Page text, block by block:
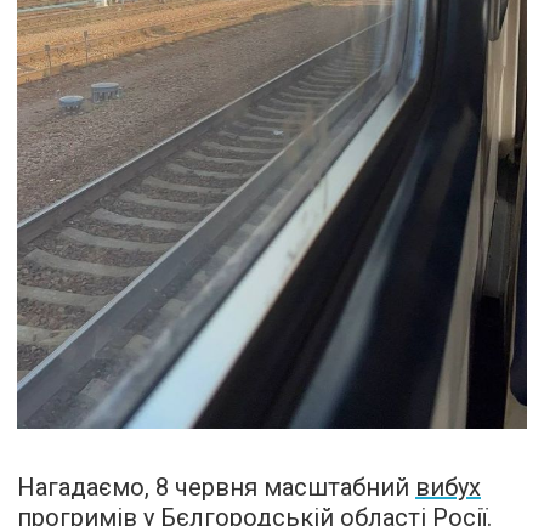
Нагадаємо, 8 червня масштабний вибух
прогримів у Бєлгородській області Росії.